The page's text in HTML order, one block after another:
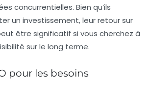
concurrentielles. Bien qu’ils
un investissement, leur retour sur
être significatif si vous cherchez à
sur le long terme.
pour les besoins